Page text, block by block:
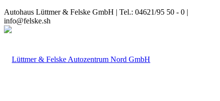
Autohaus Lüttmer & Felske GmbH | Tel.: 04621/95 50 - 0 |
info@felske.sh